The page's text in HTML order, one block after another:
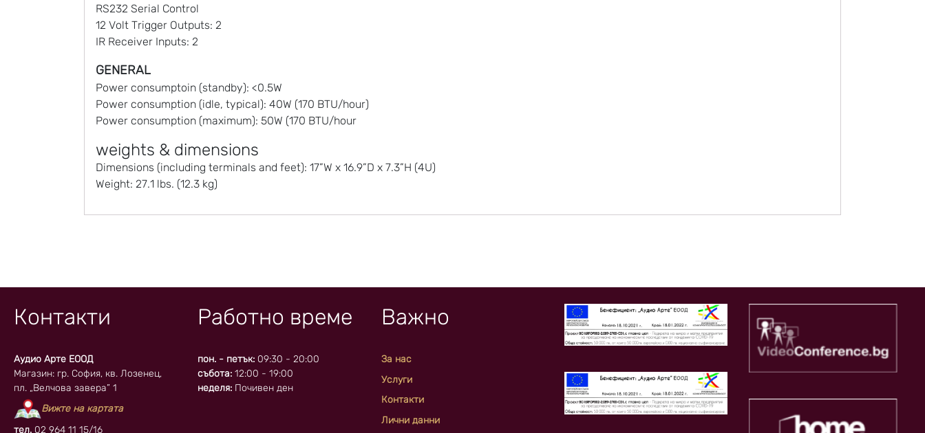
RS232 Serial Control
12 Volt Trigger Outputs: 2
IR Receiver Inputs: 2​
GENERAL
Power consumptoin (standby): <0.5W
Power consumption (idle, typical): 40W (170 BTU/hour)
Power consumption (maximum): 50W (170 BTU/hour
weights & dimensions
Dimensions (including terminals and feet): 17”W x 16.9”D x 7.3”H (4U)
Weight: 27.1 lbs. (12.3 kg)
Контакти
Аудио Арте ЕООД
Магазин: гр. София, кв. Лозенец,
пл. „Велчова завера” 1
Вижте на картата
тел. 02 964 11 15/16
Работно време
пон. - петък:09:30 - 20:00
събота:12:00 - 19:00
неделя:Почивен ден
Важно
За нас
Услуги
Контакти
Лични данни